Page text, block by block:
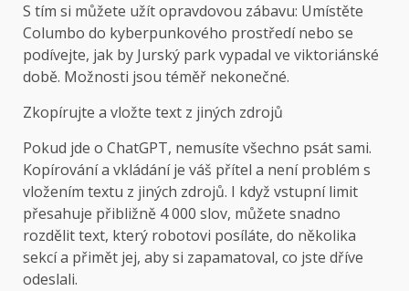
S tím si můžete užít opravdovou zábavu: Umístěte
Columbo do kyberpunkového prostředí nebo se
podívejte, jak by Jurský park vypadal ve viktoriánské
době. Možnosti jsou téměř nekonečné.
Zkopírujte a vložte text z jiných zdrojů
Pokud jde o ChatGPT, nemusíte všechno psát sami.
Kopírování a vkládání je váš přítel a není problém s
vložením textu z jiných zdrojů. I když vstupní limit
přesahuje přibližně 4 000 slov, můžete snadno
rozdělit text, který robotovi posíláte, do několika
sekcí a přimět jej, aby si zapamatoval, co jste dříve
odeslali.